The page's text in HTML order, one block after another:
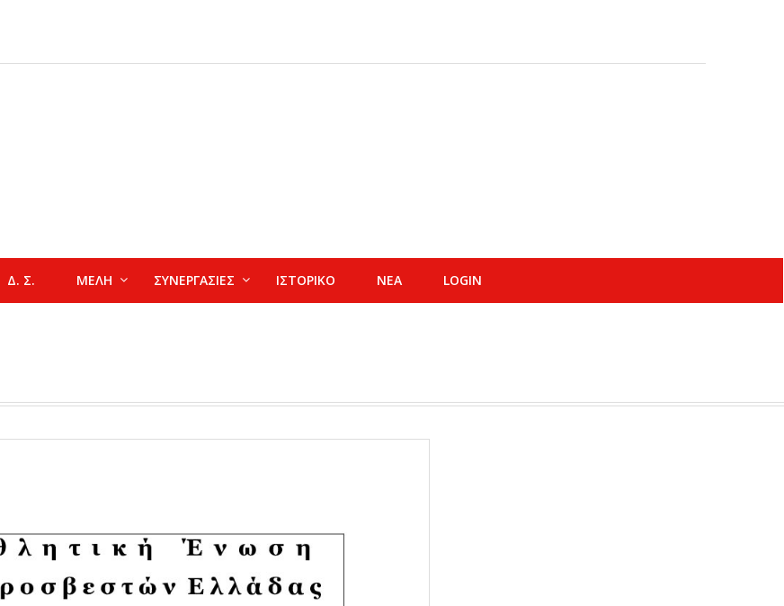
Δ. Σ. ΜΕΛΗ ΣΥΝΕΡΓΑΣΙΕΣ ΙΣΤΟΡΙΚΟ ΝΕΑ LOGIN